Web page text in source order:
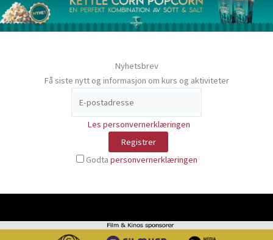
Nyhetsbrev
Få siste nytt og informasjon om kurs og aktiviteter
Les personvernerklæringen
Godta personvernerklæringen